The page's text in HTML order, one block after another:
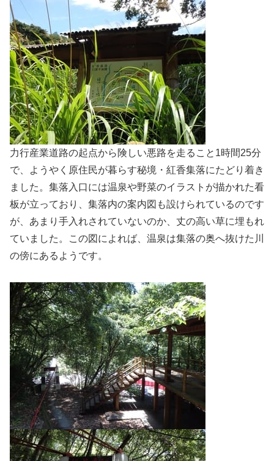
力行産業道路の起点から険しい悪路を走ること1時間25分
で、ようやく原住民が暮らす秘境・紅香集落にたどり着き
ました。集落入口には温泉や野菜のイラストが描かれた看
板が立っており、集落内の案内図も設けられているのです
が、あまり手入れされていないのか、丈の高い草に埋もれ
ていました。この図によれば、温泉は集落の奥へ抜けた川
の傍にあるようです。